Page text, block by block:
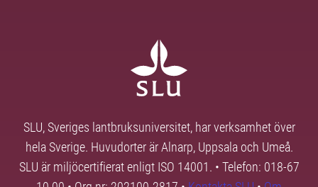
SLU, Sveriges lantbruksuniversitet, har verksamhet över
hela Sverige. Huvudorter är Alnarp, Uppsala och Umeå.
SLU är miljöcertifierat enligt ISO 14001. • Telefon: 018-67